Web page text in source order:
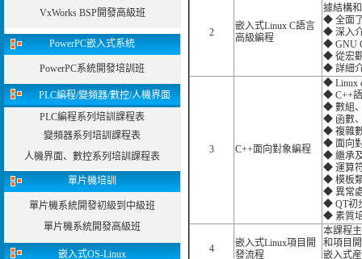
VxWorks BSP開發高級班
PowerPC嵌入式系統
PowerPC系統開發培訓班
PLC編程/變頻器/數控/人機界面
PLC編程系列培訓課程表
變頻器系列培訓課程表
人機界面、數控系列培訓課程表
單片機培訓
單片機系統開發初級到中級班
單片機系統開發高級班
嵌入式OS-Linux
2
嵌入式Linux C語言
高級編程
據結構
◆ 全面
◆ 深入
◆ GNU
◆ 從宏
◆ 詳細
3 C++面向對象編程
◆ Linux
◆ C++
◆ 數組
◆ 函數
◆ 複雜
◆ 面向
◆ 繼承
◆ 運算
◆ 模板
◆ 異常
◆ QT初
◆ 素質
4
嵌入式Linux項目開
發流程
本課程
和項目
嵌入式